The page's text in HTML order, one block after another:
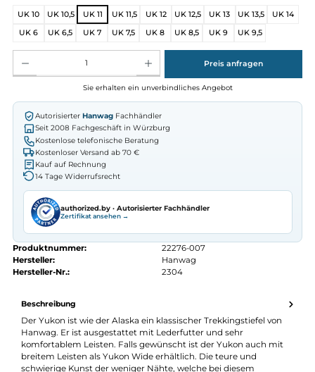
12 schwarz/Black 56 - Erde/Brown 64 - Asphalt
UK 10 UK 11,5 UK 12,5 UK 13
UK 7 UK 7,5 UK 8 UK 8,5 UK 9
Produkt Anzahl: Gib den gewünschten Wert ein oder benutze die Schaltflächen um die
Sie erhalten ein unverbindliches Angebot
AutorisierterHanwag
Seit 2008 Fachgeschäft in Würzburg
Kostenlose telefonische Beratung
Kostenloser Versand ab 70 €
Kauf auf Rechnung
14 Tage Widerrufsrecht
Produktnummer:
22276-007
Hersteller:
Hanwag
Hersteller-Nr.: 2304